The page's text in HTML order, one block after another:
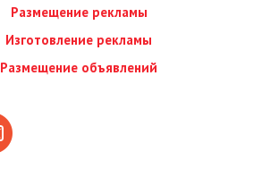
Размещение рекламы
Изготовление рекламы
Размещение объявлений